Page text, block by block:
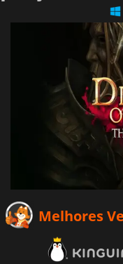
ENTRAR OU REGISTAR
Melhores